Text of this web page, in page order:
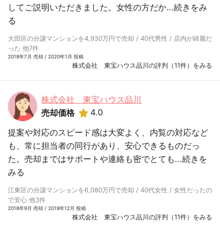
してご説明いただきました。女性の方だか...続きをみ
る
大田区の分譲マンションを4,930万円で売却 / 40代男性 / 店内が綺麗だ
った 他7件
2018年7月 売却 / 2020年1月 投稿
株式会社 東宝ハウス品川の評判（11件）をみる
株式会社 東宝ハウス品川
売却価格
4.0
提案や対応のスピード感は大変よく、内覧の対応など
も、常に担当者の同行があり、安心できるものだっ
た。売却まではサポートや連絡も密でとても...続きを
みる
江東区の分譲マンションを6,080万円で売却 / 40代女性 / 女性だったの
で安心 他3件
2018年9月 売却 / 2019年12月 投稿
株式会社 東宝ハウス品川の評判（11件）をみる